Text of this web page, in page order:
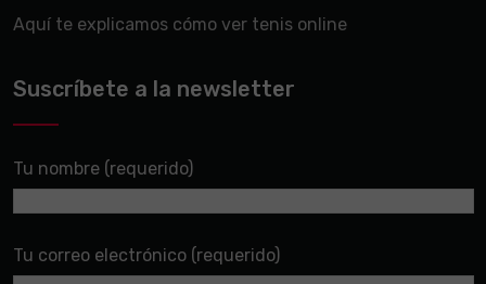
Aquí te explicamos cómo ver tenis online
Suscríbete a la newsletter
Tu nombre (requerido)
Tu correo electrónico (requerido)